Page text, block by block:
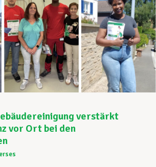
verstärkt
vor Ort bei den